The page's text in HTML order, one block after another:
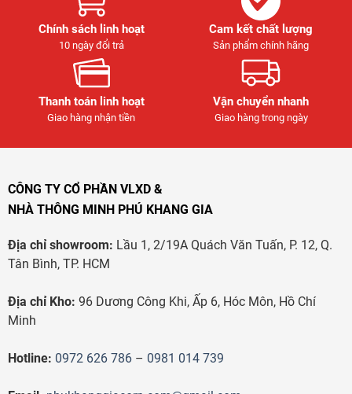
Chính sách linh hoạt
10 ngày đổi trả
Cam kết chất lượng
Sản phẩm chính hãng
Thanh toán linh hoạt
Giao hàng nhận tiền
Vận chuyển nhanh
Giao hàng trong ngày
CÔNG TY CỔ PHẦN VLXD &
NHÀ THÔNG MINH PHÚ KHANG GIA
Địa chỉ showroom: Lầu 1, 2/19A Quách Văn Tuấn, P. 12, Q.
Tân Bình, TP. HCM
Địa chỉ Kho: 96 Dương Công Khi, Ấp 6, Hóc Môn, Hồ Chí
Minh
Hotline: 0972 626 786 – 0981 014 739